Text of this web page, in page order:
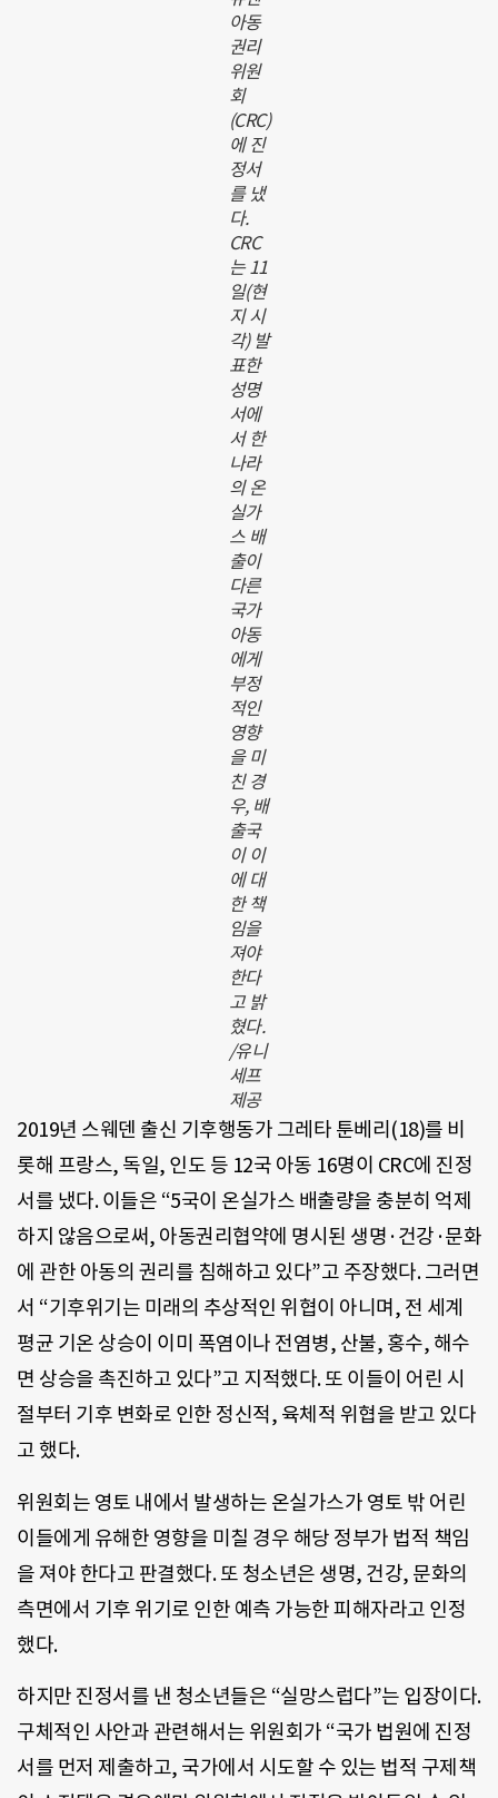
아동
권리
위원
회
(CRC)
에 진
정서
를 냈
다.
CRC
는 11
일(현
지 시
각) 발
표한
성명
서에
서 한
나라
의 온
실가
스 배
출이
다른
국가
아동
에게
부정
적인
영향
을 미
친 경
우, 배
출국
이 이
에 대
한 책
임을
져야
한다
고 밝
혔다.
/유니
세프
제공
2019년 스웨덴 출신 기후행동가 그레타 툰베리(18)를 비
롯해 프랑스, 독일, 인도 등 12국 아동 16명이 CRC에 진정
서를 냈다. 이들은 “5국이 온실가스 배출량을 충분히 억제
하지 않음으로써, 아동권리협약에 명시된 생명·건강·문화
에 관한 아동의 권리를 침해하고 있다”고 주장했다. 그러면
서 “기후위기는 미래의 추상적인 위협이 아니며, 전 세계
평균 기온 상승이 이미 폭염이나 전염병, 산불, 홍수, 해수
면 상승을 촉진하고 있다”고 지적했다. 또 이들이 어린 시
절부터 기후 변화로 인한 정신적, 육체적 위협을 받고 있다
고 했다.
위원회는 영토 내에서 발생하는 온실가스가 영토 밖 어린
이들에게 유해한 영향을 미칠 경우 해당 정부가 법적 책임
을 져야 한다고 판결했다. 또 청소년은 생명, 건강, 문화의
측면에서 기후 위기로 인한 예측 가능한 피해자라고 인정
했다.
하지만 진정서를 낸 청소년들은 “실망스럽다”는 입장이다.
구체적인 사안과 관련해서는 위원회가 “국가 법원에 진정
서를 먼저 제출하고, 국가에서 시도할 수 있는 법적 구제책